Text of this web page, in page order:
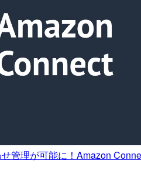
管理が可能に！Amazon